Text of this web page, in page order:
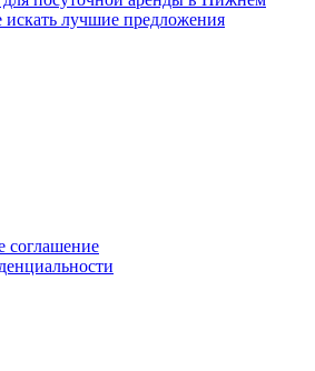
лучшие предложения
соглашение